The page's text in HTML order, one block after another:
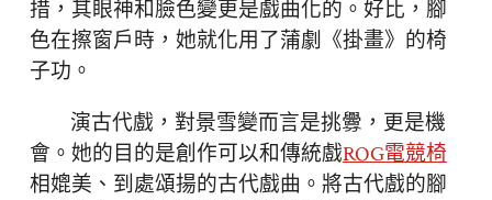
措，其眼神和臉色變更是戲曲化的。好比，腳
色在擦窗戶時，她就化用了蒲劇《掛畫》的椅
子功。
演古代戲，對景雪變而言是挑釁，更是機
會。她的目的是創作可以和傳統戲ROG電競椅
相媲美、到處頌揚的古代戲曲。將古代戲的腳